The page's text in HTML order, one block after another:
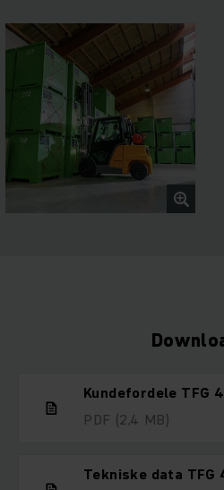
Kundefordele TFG
PDF (2,4 MB)
Tekniske data TFG